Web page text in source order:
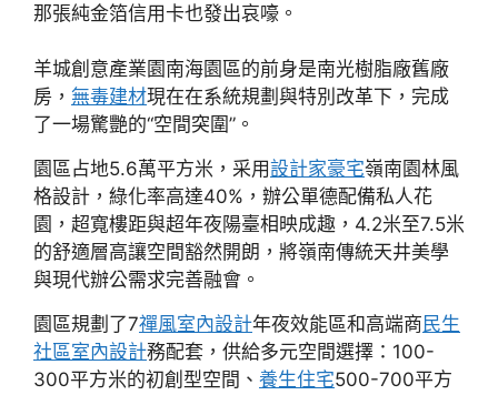
那張純金箔信用卡也發出哀嚎。
羊城創意產業園南海園區的前身是南光樹脂廠舊廠
房， 無毒建材現在在系統規劃與特別改革下，完成
了一場驚艷的“空間突圍”。
園區占地5.6萬平方米，采用設計家豪宅嶺南園林風
格設計，綠化率高達40%，辦公單德配備私人花
園，超寬樓距與超年夜陽臺相映成趣，4.2米至7.5米
的舒適層高讓空間豁然開朗，將嶺南傳統天井美學
與現代辦公需求完善融會。
園區規劃了7禪風室內設計年夜效能區和高端商民生
社區室內設計務配套，供給多元空間選擇：100-
300平方米的初創型空間、 養生住宅500-700平方